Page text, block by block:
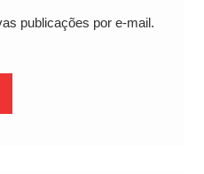
publicações por e-mail.